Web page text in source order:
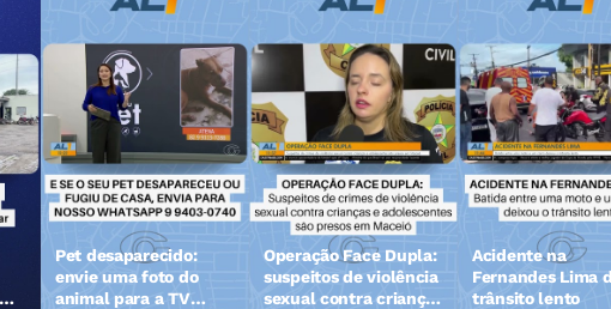
Pet desaparecido:
envie uma foto do
animal para a TV
Operação Face Dupla:
suspeitos de violência
sexual contra crianças
Acidente na
Fernandes Lima
trânsito lento